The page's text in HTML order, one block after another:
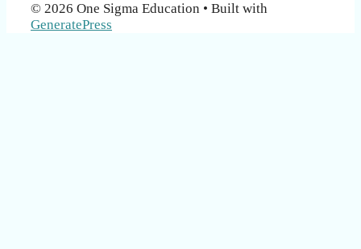
© 2026 One Sigma Education • Built with
GeneratePress